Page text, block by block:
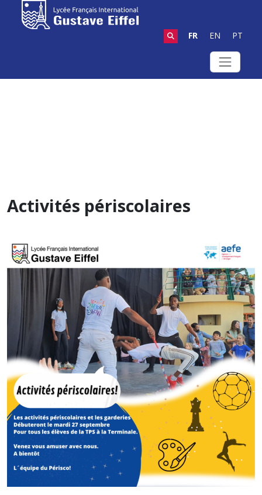
FR EN PT
Activités périscolaires